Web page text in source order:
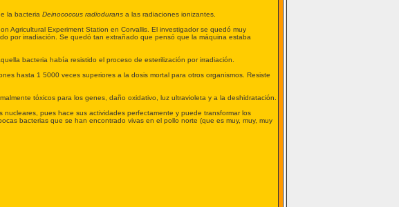
la bacteria Deinococcus radiodurans a las radiaciones ionizantes.
Agricultural Experiment Station en Corvallis. El investigador se quedó muy
por irradiación. Se quedó tan extrañado que pensó que la máquina estaba
bacteria había resistido el proceso de esterilización por irradiación.
hasta 1 5000 veces superiores a la dosis mortal para otros organismos. Resiste
tóxicos para los genes, daño oxidativo, luz ultravioleta y a la deshidratación.
pues hace sus actividades perfectamente y puede transformar los
bacterias que se han encontrado vivas en el pollo norte (que es muy, muy, muy